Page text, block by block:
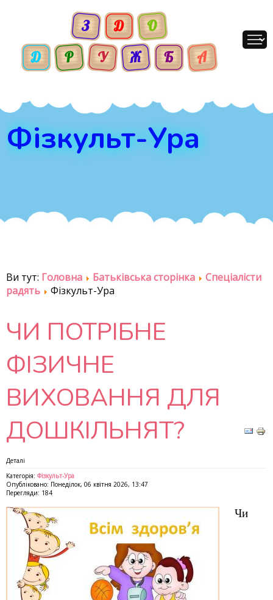
Фізкульт-Ура
Ви тут: Головна Батьківська сторінка
Спеціалісти
радять
Фізкульт-Ура
ЧИ ПОТРІБНЕ
ФІЗИЧНЕ
ВИХОВАННЯ ДЛЯ
ДОШКІЛЬНЯТ?
Деталі
Категорія: Фізкульт-Ура
Опубліковано: Понеділок, 06 квітня 2026, 13:47
Перегляди: 184
Чи